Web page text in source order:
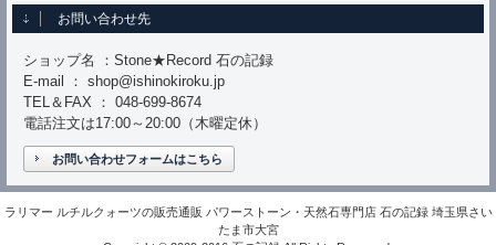
お問い合わせ先
ショップ名 ：Stone★Record 石の記録
E-mail ： shop@ishinokiroku.jp
TEL＆FAX ： 048-699-8674
電話注文は17:00～20:00（木曜定休）
お問い合わせフォームはこちら
ラリマー ルチルクォーツの販売通販 パワーストーン・天然石専門店 石の記録 埼玉県さい
たま市大宮